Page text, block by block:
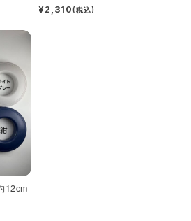
¥2,310(税込)
12cm